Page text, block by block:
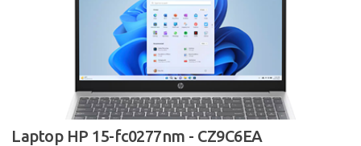
Laptop HP 15-fc0277nm - CZ9C6EA